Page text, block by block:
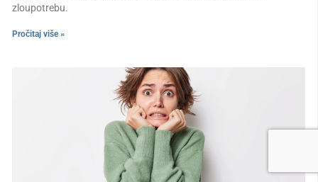
zloupotrebu.
Pročitaj više »